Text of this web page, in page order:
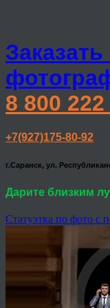
8 800
+7(927)175-80-92
г.Саранск, ул.
Дарите близким
Статуэтка по фото с